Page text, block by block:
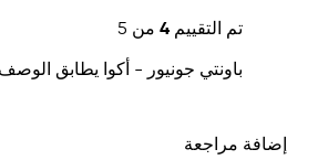
تم التقييم 4 من 5
باونتي جونيور - أكوا يطابق
إضافة مراجعة